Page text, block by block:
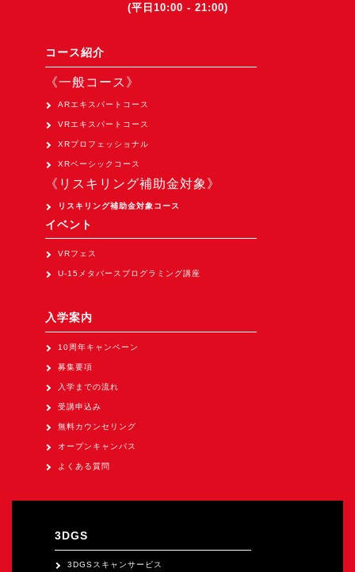
バーチャルイベントプラットフォーム『MetaLiveStage』2025年
開発中
製造現場を革新する！『XR Worksupport Hub』開発中
>XR Museum『Artlogue』開発中
Unity研修
Apple Vision Pro アプリ開発研修
HoloLens 2 アプリ開発研修
XRビジネスフォーラム
TOKYO DIGICONX2026
（1/8～10東京ビッグサイト）に出展。
オートモーティブワールド2026
（1/21～23東京ビッグサイト）に出展。
《求人》
オープンキャンパス
(平日10:00 - 21:00)
コース紹介
《一般コース》
ARエキスパートコース
VRエキスパートコース
XRプロフェッショナル
XRベーシックコース
《リスキリング補助金対象》
リスキリング補助金対象コース
イベント
VRフェス
U-15メタバースプログラミング講座
入学案内
10周年キャンペーン
募集要項
入学までの流れ
受講申込み
無料カウンセリング
オープンキャンパス
よくある質問
3DGS
3DGSスキャンサービス